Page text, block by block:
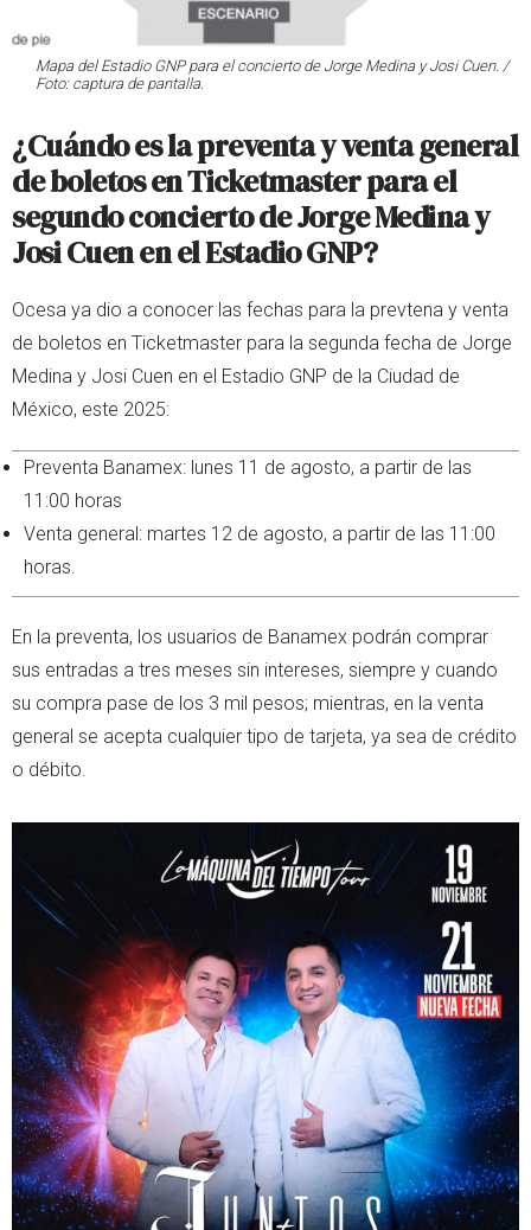
Mapa del Estadio GNP para el concierto de Jorge Medina y Josi Cuen. /
Foto: captura de pantalla.
¿Cuándo es la preventa y venta general
de boletos en Ticketmaster para el
segundo concierto de Jorge Medina y
Josi Cuen en el Estadio GNP?
Ocesa ya dio a conocer las fechas para la prevtena y venta
de boletos en Ticketmaster para la segunda fecha de Jorge
Medina y Josi Cuen en el Estadio GNP de la Ciudad de
México, este 2025:
Preventa Banamex: lunes 11 de agosto, a partir de las
11:00 horas
Venta general: martes 12 de agosto, a partir de las 11:00
horas.
En la preventa, los usuarios de Banamex podrán comprar
sus entradas a tres meses sin intereses, siempre y cuando
su compra pase de los 3 mil pesos; mientras, en la venta
general se acepta cualquier tipo de tarjeta, ya sea de crédito
o débito.